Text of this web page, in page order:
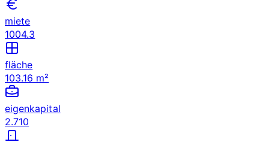
miete
1004.3
fläche
103.16 m²
eigenkapital
2.710